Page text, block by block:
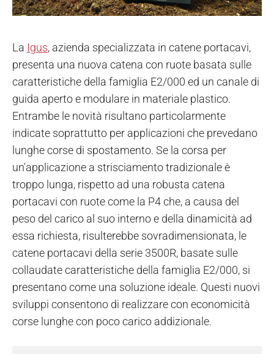
La Igus, azienda specializzata in catene portacavi,
presenta una nuova catena con ruote basata sulle
caratteristiche della famiglia E2/000 ed un canale di
guida aperto e modulare in materiale plastico.
Entrambe le novità risultano particolarmente
indicate soprattutto per applicazioni che prevedano
lunghe corse di spostamento. Se la corsa per
un'applicazione a strisciamento tradizionale è
troppo lunga, rispetto ad una robusta catena
portacavi con ruote come la P4 che, a causa del
peso del carico al suo interno e della dinamicità ad
essa richiesta, risulterebbe sovradimensionata, le
catene portacavi della serie 3500R, basate sulle
collaudate caratteristiche della famiglia E2/000, si
presentano come una soluzione ideale. Questi nuovi
sviluppi consentono di realizzare con economicità
corse lunghe con poco carico addizionale.